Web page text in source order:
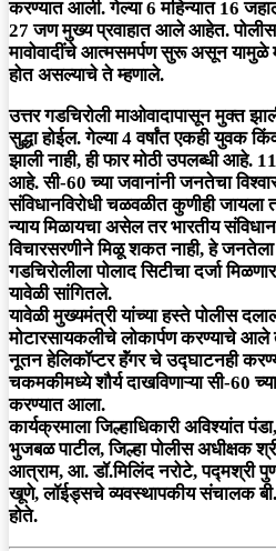
करण्यात आली. गेल्या 6 महिन्यात 16
27 जण मुख्य प्रवाहात आले आहेत. पोलीस
मावोवादींचे आत्मसमर्पण सुरू असून यामुळे
होत असल्याचे ते म्हणाले.
उत्तर गडचिरोली माओवादापासून मुक्त
सुद्धा होईल. गेल्या 4 वर्षांत एकही युवक
झाली नाही, ही फार मोठी उपलब्धी आहे. 11
आहे. सी-60 च्या जवानांनी जनतेचा
संविधानविरोधी चळवळीत कुणीही जायला
न्याय मिळायचा असेल तर भारतीय
विचारसरणीने मिळू शकत नाही, हे
गडचिरोलीला पोलाद सिटीचा दर्जा
यावेळी सांगितले.
यावेळी मुख्यमंत्री यांच्या हस्ते पोलीस
मोटारसायकलीचे ‍लोकार्पण करण्याचे
नूतन हेलिकॉप्टर हॅंगर चे उद्घाटनही
चकमकीमध्ये शौर्य दाखविणाऱ्या सी-60
करण्यात आला.
कार्यक्रमाला जिल्हाधिकारी अविश्यांत
भुजबळ पाटील, जिल्हा पोलीस अधीक्षक
आत्राम, आ. डॉ.मिलिंद नरोटे, पद्मश्री
खूणे, लॉईड्सचे व्यवस्थापकीय संचालक
होते.